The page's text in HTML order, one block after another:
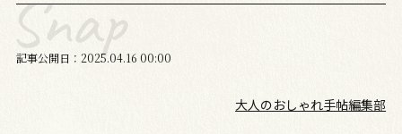
記事公開日 2025.04 16 00:00
大人のおしゃれ手帖編集部